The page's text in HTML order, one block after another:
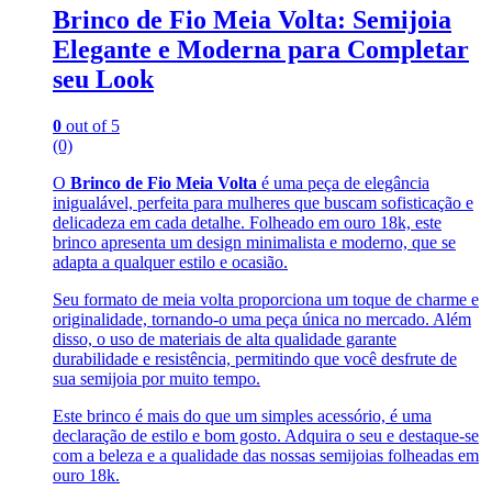
Brinco de Fio Meia Volta: Semijoia
Elegante e Moderna para Completar
seu Look
0 out of 5
(0)
O Brinco de Fio Meia Volta é uma peça de elegância
inigualável, perfeita para mulheres que buscam sofisticação e
delicadeza em cada detalhe. Folheado em ouro 18k, este
brinco apresenta um design minimalista e moderno, que se
adapta a qualquer estilo e ocasião.
Seu formato de meia volta proporciona um toque de charme e
originalidade, tornando-o uma peça única no mercado. Além
disso, o uso de materiais de alta qualidade garante
durabilidade e resistência, permitindo que você desfrute de
sua semijoia por muito tempo.
Este brinco é mais do que um simples acessório, é uma
declaração de estilo e bom gosto. Adquira o seu e destaque-se
com a beleza e a qualidade das nossas semijoias folheadas em
ouro 18k.